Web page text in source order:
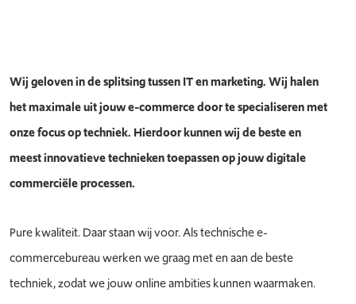
Wij geloven in de splitsing tussen IT en marketing. Wij halen
het maximale uit jouw e-commerce door te specialiseren met
onze focus op techniek. Hierdoor kunnen wij de beste en
meest innovatieve technieken toepassen op jouw digitale
commerciële processen.
Pure kwaliteit. Daar staan wij voor. Als technische e-
commercebureau werken we graag met en aan de beste
techniek, zodat we jouw online ambities kunnen waarmaken.